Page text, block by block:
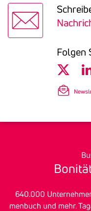
Folgen
640.000
men­buch und mehr.